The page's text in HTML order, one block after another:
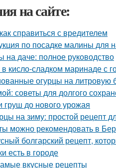
на сайте:
справиться с вредителем
по посадке малины для
даче: полное руководство
кисло-сладком маринаде с
огурцы на литровую
советы для долгого
груш до нового урожая
на зиму: простой рецепт
можно рекомендовать в
болгарский рецепт,
есть в городе
вкусные рецепты